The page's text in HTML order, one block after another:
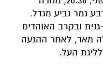
גמר גביע מגדל.
ובקרב האוהדים
מאד, לאחר ההגעה
העל.